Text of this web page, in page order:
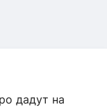
дадут на